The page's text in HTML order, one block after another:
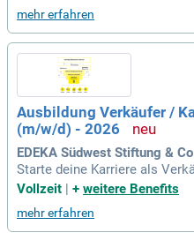
bteilungen, darunter Farben
ifiziert dich zum Kaufmann
ieft dein Wissen in
du zum Experten, der
ünschen rund um Werkstatt,
zt und gestalte deine Zukunft
mehr erfahren
Ausbildung Verkäufer /
(m/w/d) - 2026
EDEKA Südwest Stiftung &
Starte deine Karriere als
handel (m/w/d) im Jahr 2026.
Verantwortung für den
is zur Lagerung und Pflege.
Vollzeit | + weitere Benefits
mehr erfahren